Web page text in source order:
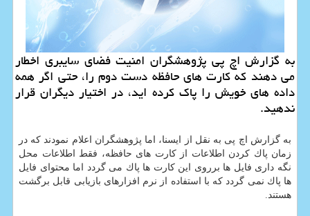
به گزارش اچ پی پژوهشگران امنیت فضای سایبری اخطار
می دهند كه كارت های حافظه دست دوم را، حتی اگر همه
داده های خویش را پاك كرده اید، در اختیار دیگران قرار
ندهید.
به گزارش اچ پی به نقل از ایسنا، اما پژوهشگران اعلام نمودند كه در
زمان پاك كردن اطلاعات از كارت های حافظه، فقط اطلاعات محل
نگه داری فایل ها برروی این كارت ها پاك می گردد اما محتوای فایل
ها پاك نمی گردد كه با استفاده از نرم افزارهای بازیابی قابل برگشت
هستند.